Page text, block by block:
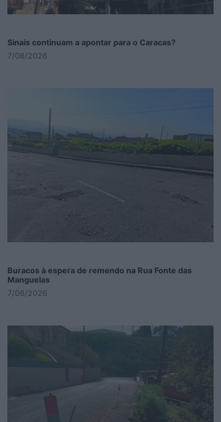
Sinais continuam a apontar para o Caracas?
7/08/2026
Buracos à espera de remendo na Rua Fonte das
Manguelas
7/08/2026